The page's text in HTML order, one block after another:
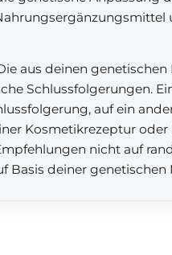
aus deinen
Schlussfolgerungen.
auf ein
Kosmetikrezeptur oder
nicht auf
Basis deiner